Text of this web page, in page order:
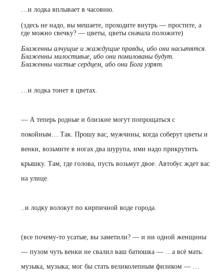
…и лодка вплывает в часовню.
(здесь не надо, вы мешаете, проходите внутрь — простите, а
где можно свечку? — цветы, цветы сначала положите)
Блаженны алчущие и жаждущие правды, ибо они насытятся.
Блаженны милостивые, ибо они помилованы будут.
Блаженны чистые сердцем, ибо они Бога узрят.
…и лодка тонет в цветах.
—А теперь родные и близкие могут попрощаться с
покойным… Так. Прошу вас, мужчины, когда соберут цветы и
венки, возьмите в ногах два шурупа, ими надо прикрутить
крышку. Там, где голова, пусть возьмут двое. Автобус ждет вас
на улице.
..и лодку волокут по кирпичной воде города.
(все почему-то усатые, вы заметили? — и ни одной женщины
— пузом чуть венки не свалил ваш батюшка — …а всё мать:
музыка, музыка; мог бы стать великолепным физиком — …